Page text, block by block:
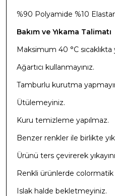
%90 Polyamide %10
Bakım ve Yıkama Talimatı
Maksimum 40 °C sıcaklıkta
Ağartıcı kullanmayınız.
Tamburlu kurutma
Ütülemeyiniz.
Kuru temizleme yapılmaz.
Benzer renkler ile birlikte
Ürünü ters çevirerek
Renkli ürünlerde colormatik
Islak halde bekletmeyiniz.